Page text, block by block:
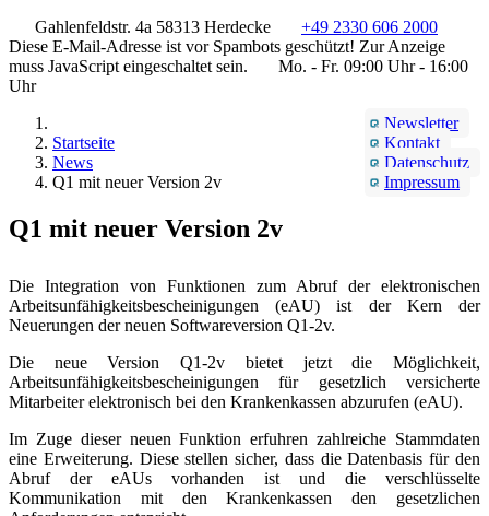
Gahlenfeldstr. 4a 58313 Herdecke
+49 2330 606 2000
Diese E-Mail-Adresse ist vor Spambots geschützt! Zur Anzeige
muss JavaScript eingeschaltet sein.
Mo. - Fr. 09:00 Uhr - 16:00
Uhr
Newsletter
Kontakt
Datenschutz
Impressum
Startseite
News
Q1 mit neuer Version 2v
Q1 mit neuer Version 2v
Die Integration von Funktionen zum Abruf der elektronischen
Arbeitsunfähigkeitsbescheinigungen (eAU) ist der Kern der
Neuerungen der neuen Softwareversion Q1-2v.
Die neue Version Q1-2v bietet jetzt die Möglichkeit,
Arbeitsunfähigkeitsbescheinigungen für gesetzlich versicherte
Mitarbeiter elektronisch bei den Krankenkassen abzurufen (eAU).
Im Zuge dieser neuen Funktion erfuhren zahlreiche Stammdaten
eine Erweiterung. Diese stellen sicher, dass die Datenbasis für den
Abruf der eAUs vorhanden ist und die verschlüsselte
Kommunikation mit den Krankenkassen den gesetzlichen